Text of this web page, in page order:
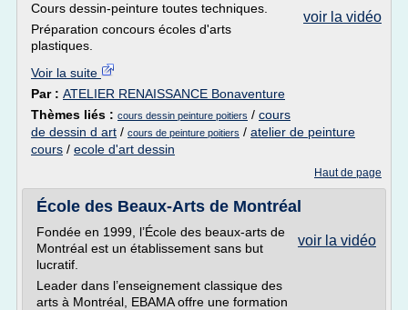
voir la vidéo
Cours dessin-peinture toutes techniques.
Préparation concours écoles d'arts
plastiques.
Voir la suite
Par : ATELIER RENAISSANCE Bonaventure
Thèmes liés : cours dessin peinture poitiers / cours
de dessin d art / cours de peinture poitiers / atelier de peinture
cours / ecole d'art dessin
Haut de page
École des Beaux-Arts de Montréal
voir la vidéo
Fondée en 1999, l’École des beaux-arts de
Montréal est un établissement sans but
lucratif.
Leader dans l’enseignement classique des
arts à Montréal, EBAMA offre une formation